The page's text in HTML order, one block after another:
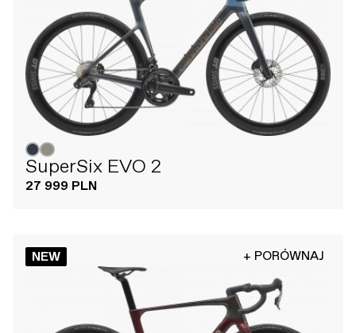
SuperSix EVO 2
27 999 PLN
NEW + PORÓWNAJ